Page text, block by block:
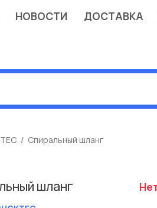
НОВОСТИ ДОСТАВКА
Спиральный шланг
шланг